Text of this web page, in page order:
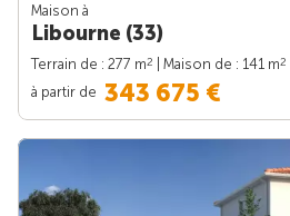
Maison à
Libourne (33)
Terrain de : 277 m2 | Maison de : 141 m2
à partir de 343 675 €